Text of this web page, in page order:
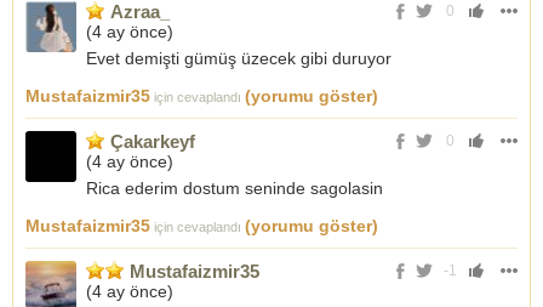
0
Azraa_
(4 ay önce)
Evet demişti gümüş üzecek gibi duruyor
Mustafaizmir35 için cevaplandı (yorumu göster)
0
Çakarkeyf
(4 ay önce)
Rica ederim dostum seninde sagolasin
Mustafaizmir35 için cevaplandı (yorumu göster)
-1
Mustafaizmir35
(4 ay önce)